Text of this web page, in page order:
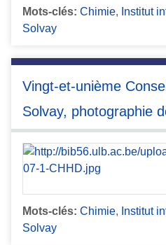
Mots-clés: Chimie, Institut
Solvay
Vingt-et-unième
Solvay, photographie
Mots-clés: Chimie, Institut
Solvay